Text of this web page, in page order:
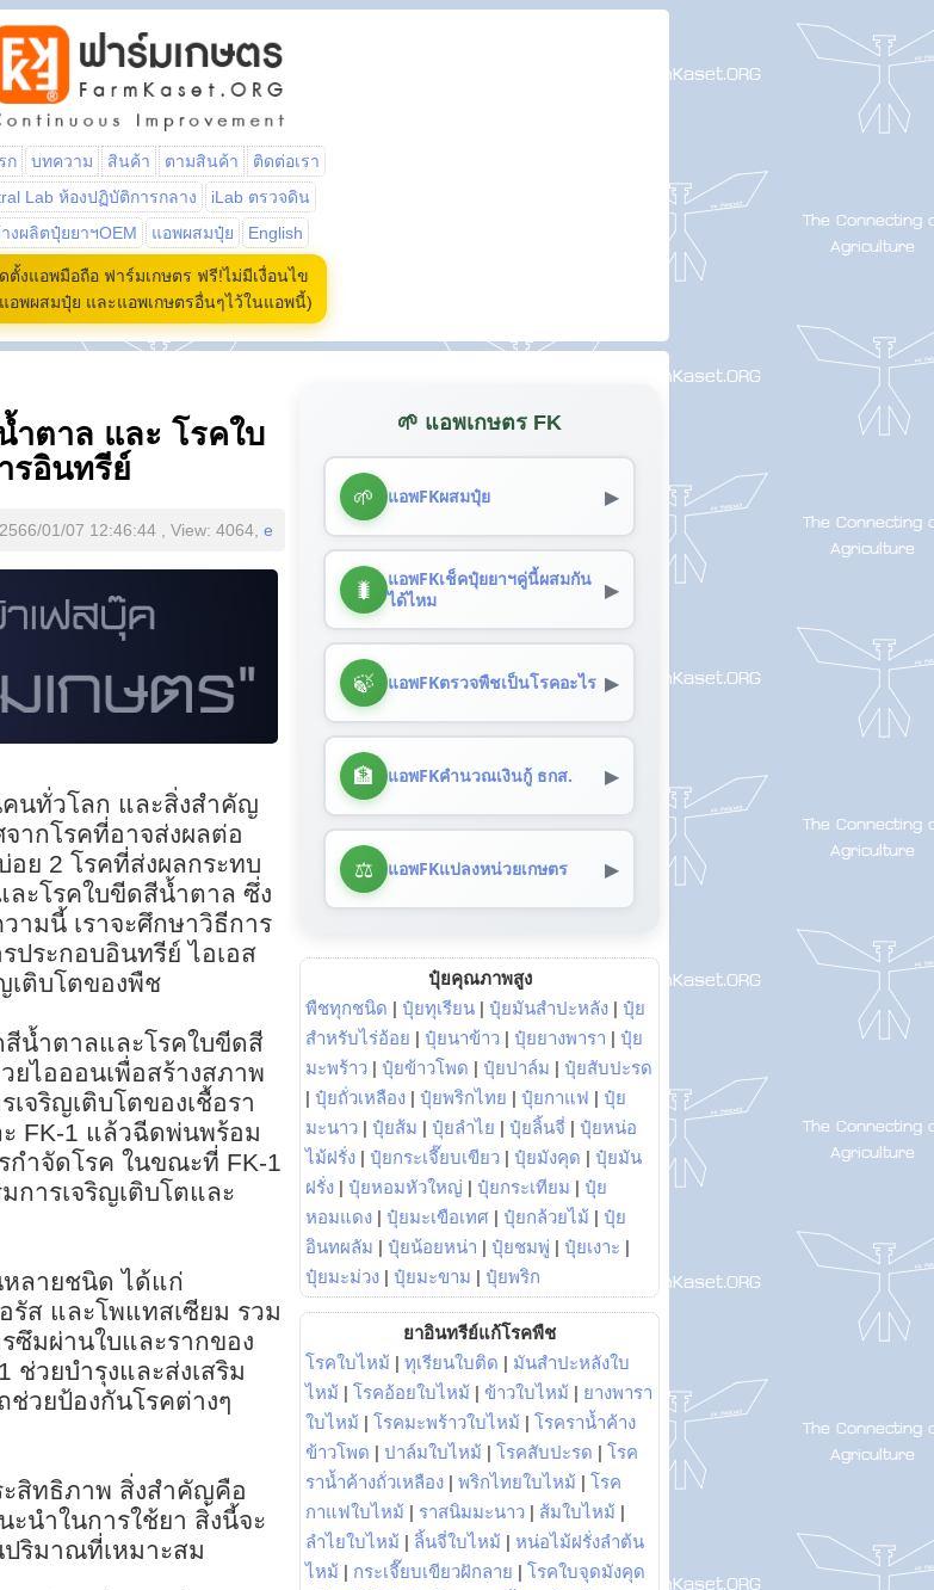
ก บทความ สินค้า ตามสินค้า
ติดต่อเรา
Lab ห้องปฏิบัติการกลาง
iLab ตรวจดิน
งผลิตปุ๋ยยาฯOEM
แอพผสมปุ๋ย English
ตั้งแอพมือถือ ฟาร์มเกษตร ฟรี!ไม่มีเงื่อนไข
อพผสมปุ๋ย และแอพเกษตรอื่นๆไว้ในแอพนี้)
ำตาล และ โรคใบ
รอินทรีย์
2566/01/07 12:46:44 , View: 4064, e
นทั่วโลก และสิ่งสำคัญ
ากโรคที่อาจส่งผลต่อ
ย 2 โรคที่ส่งผลกระทบ
ะโรคใบขีดสีน้ำตาล ซึ่ง
ามนี้ เราจะศึกษาวิธีการ
ประกอบอินทรีย์ ไอเอส
เติบโตของพืช
น้ำตาลและโรคใบขีดสี
ไอออนเพื่อสร้างสภาพ
จริญเติบโตของเชื้อรา
FK-1 แล้วฉีดพ่นพร้อม
กำจัดโรค ในขณะที่ FK-1
การเจริญเติบโตและ
หลายชนิด ได้แก่
รัส และโพแทสเซียม รวม
ซึมผ่านใบและรากของ
ช่วยบำรุงและส่งเสริม
ช่วยป้องกันโรคต่างๆ
ะสิทธิภาพ สิ่งสำคัญคือ
นำในการใช้ยา สิ่งนี้จะ
ริมาณที่เหมาะสม
🌱 แอพเกษตร FK
🌱 แอพFKผสมปุ๋ย ▶
🐛
แอพFKเช็คปุ๋ยยาฯคู่นี้ผสมกัน
ได้ไหม
▶
🍃 แอพFKตรวจพืชเป็นโรคอะไร ▶
🏦 แอพFKคำนวณเงินกู้ ธกส. ▶
⚖️ แอพFKแปลงหน่วยเกษตร ▶
ปุ๋ยคุณภาพสูง
พืชทุกชนิด | ปุ๋ยทุเรียน | ปุ๋ยมันสำปะหลัง | ปุ๋ย
สำหรับไร่อ้อย | ปุ๋ยนาข้าว | ปุ๋ยยางพารา | ปุ๋ย
มะพร้าว | ปุ๋ยข้าวโพด | ปุ๋ยปาล์ม | ปุ๋ยสับปะรด
| ปุ๋ยถั่วเหลือง | ปุ๋ยพริกไทย | ปุ๋ยกาแฟ | ปุ๋ย
มะนาว | ปุ๋ยส้ม | ปุ๋ยลำไย | ปุ๋ยลิ้นจี่ | ปุ๋ยหน่อ
ไม้ฝรั่ง | ปุ๋ยกระเจี๊ยบเขียว | ปุ๋ยมังคุด | ปุ๋ยมัน
ฝรั่ง | ปุ๋ยหอมหัวใหญ่ | ปุ๋ยกระเทียม | ปุ๋ย
หอมแดง | ปุ๋ยมะเขือเทศ | ปุ๋ยกล้วยไม้ | ปุ๋ย
อินทผลัม | ปุ๋ยน้อยหน่า | ปุ๋ยชมพู่ | ปุ๋ยเงาะ |
ปุ๋ยมะม่วง | ปุ๋ยมะขาม | ปุ๋ยพริก
ยาอินทรีย์แก้โรคพืช
โรคใบไหม้ | ทุเรียนใบติด | มันสำปะหลังใบ
ไหม้ | โรคอ้อยใบไหม้ | ข้าวใบไหม้ | ยางพารา
ใบไหม้ | โรคมะพร้าวใบไหม้ | โรคราน้ำค้าง
ข้าวโพด | ปาล์มใบไหม้ | โรคสับปะรด | โรค
ราน้ำค้างถั่วเหลือง | พริกไทยใบไหม้ | โรค
กาแฟใบไหม้ | ราสนิมมะนาว | ส้มใบไหม้ |
ลำไยใบไหม้ | ลิ้นจี่ใบไหม้ | หน่อไม้ฝรั่งลำต้น
ไหม้ | กระเจี๊ยบเขียวฝักลาย | โรคใบจุดมังคุด